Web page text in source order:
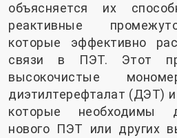
объясняется их
реактивные
которые эффективно
связи в ПЭТ. Этот
высокочистые
диэтилтерефталат (ДЭТ) и
которые необходимы
нового ПЭТ или других